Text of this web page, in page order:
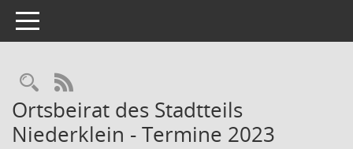
Toggle navigation
Rechercheauswahl
RSS-Feed
Ortsbeirat des Stadtteils
Niederklein - Termine 2023